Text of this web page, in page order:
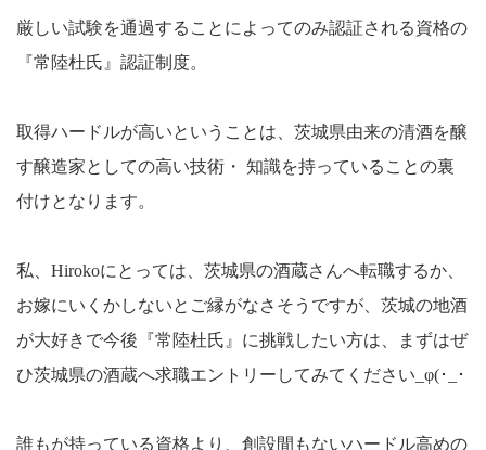
厳しい試験を通過することによってのみ認証される資格の
『常陸杜氏』認証制度。
取得ハードルが高いということは、茨城県由来の清酒を醸
す醸造家としての高い技術・ 知識を持っていることの裏
付けとなります。
私、Hirokoにとっては、茨城県の酒蔵さんへ転職するか、
お嫁にいくかしないとご縁がなさそうですが、茨城の地酒
が大好きで今後『常陸杜氏』に挑戦したい方は、まずはぜ
ひ茨城県の酒蔵へ求職エントリーしてみてください_φ(･_･
誰もが持っている資格より、創設間もないハードル高めの